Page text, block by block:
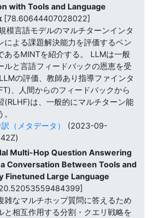
with Tools and Language
[78.60644407028022]
模言語モデルのマルチターンインタ
による課題解決能力を評価するベン
あるMINTを紹介する。 LLMは一般
ルと言語フィードバックの恩恵を受
の評価、教師あり指導ファインタ
、人間からのフィードバックから
(RLHF)は、一般的にマルチターン能
（メタデータ）
(2023-09-
Multi-Hop Question Answering
Conversation Between Tools and
Finetuned Large Language
雑なマルチホップ質問に答えるため
と相互作用する分割・クエリ戦略を